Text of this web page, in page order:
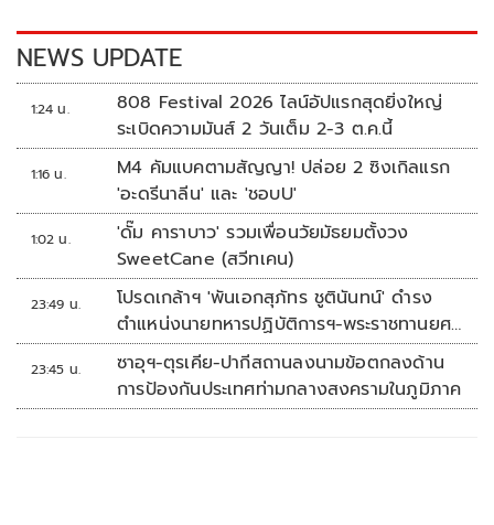
k k
NEWS UPDATE
1:24 น.
808 Festival 2026 ไลน์อัปแรกสุดยิ่งใหญ่
ระเบิดความมันส์ 2 วันเต็ม 2-3 ต.ค.นี้
1:16 น.
M4 คัมแบคตามสัญญา! ปล่อย 2 ซิงเกิลแรก
'อะดรีนาลีน' และ 'ชอบU'
1:02 น.
'ดั๊ม คาราบาว' รวมเพื่อนวัยมัธยมตั้งวง
SweetCane (สวีทเคน)
23:49 น.
โปรดเกล้าฯ 'พันเอกสุภัทร ชูตินันทน์' ดำรง
ตำแหน่งนายทหารปฏิบัติการฯ-พระราชทานยศ
'พลตรี'
23:45 น.
ซาอุฯ-ตุรเคีย-ปากีสถานลงนามข้อตกลงด้าน
การป้องกันประเทศท่ามกลางสงครามในภูมิภาค